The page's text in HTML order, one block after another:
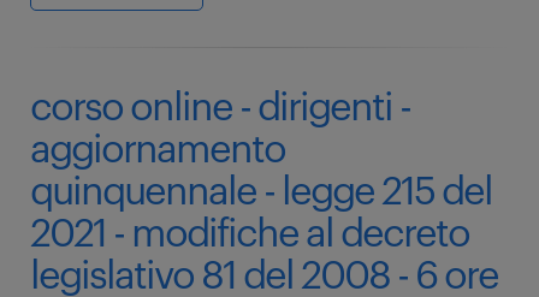
corso online - dirigenti -
aggiornamento
quinquennale - legge 215 del
2021 - modifiche al decreto
legislativo 81 del 2008 - 6 ore